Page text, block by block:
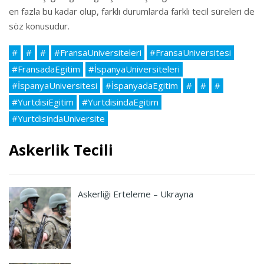
en fazla bu kadar olup, farklı durumlarda farklı tecil süreleri de
söz konusudur.
# # # #FransaUniversiteleri
#FransaUniversitesi
#FransadaEgitim
#İspanyaUniversiteleri
#İspanyaUniversitesi
#İspanyadaEgitim # #
#
#YurtdisiEgitim
#YurtdisindaEgitim
#YurtdisindaUniversite
Askerlik Tecili
Askerliği Erteleme – Ukrayna